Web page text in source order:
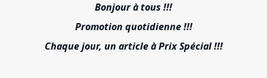
Bonjour à tous !!!
Promotion quotidienne !!!
Chaque jour, un article à Prix Spécial !!!